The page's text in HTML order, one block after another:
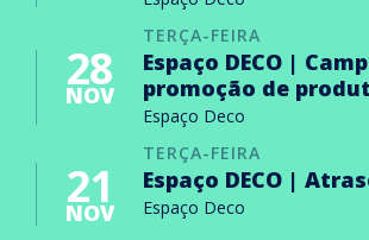
TERÇA-FEIRA
28
NOV
Espaço DECO |
promoção de
Espaço Deco
TERÇA-FEIRA
21
NOV
Espaço DECO |
Espaço Deco